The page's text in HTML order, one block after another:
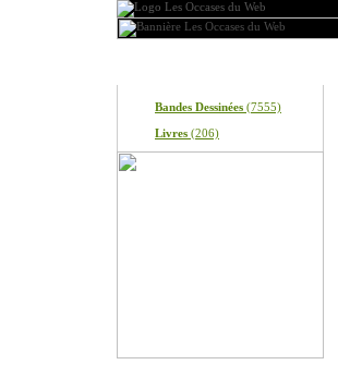
Bandes Dessinées (7555)
Livres (206)